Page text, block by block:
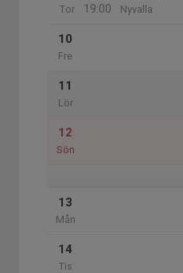
Tor
19:00
Nyvalla
10
Fre
11
Lör
12
Sön
13
Mån
14
Tis